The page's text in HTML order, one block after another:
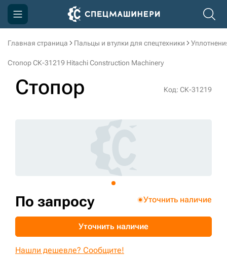
Главная страница Пальцы и втулки для спецтехники
Стопор СК-31219 Hitachi Construction Machinery
Стопор Код: СК-31219
По запросу Уточнить наличие
Уточнить наличие
Нашли дешевле? Сообщите!
Компания
Доставка и оплата
+7 (499) 394-50-93